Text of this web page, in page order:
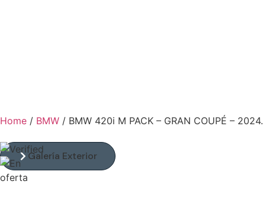
Home / BMW / BMW 420i M PACK – GRAN COUPÉ – 2024.
Galería Exterior